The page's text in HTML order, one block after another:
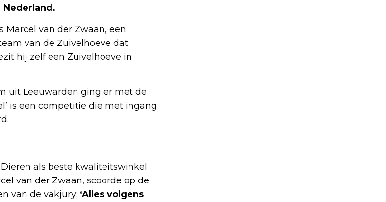
Marcel van der Zwaan, een
van de Zuivelhoeve dat
hij zelf een Zuivelhoeve in
uit Leeuwarden ging er met de
is een competitie die met ingang
als beste kwaliteitswinkel
van der Zwaan, scoorde op de
van de vakjury; ‘Alles volgens